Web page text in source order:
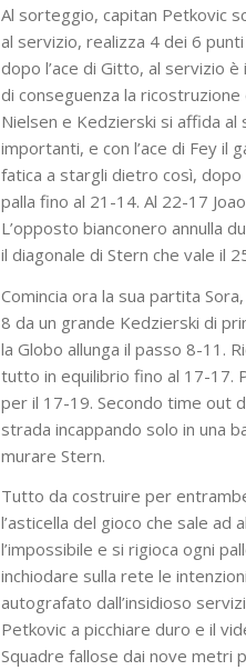
Al sorteggio, capitan Petkovic
al servizio, realizza 4 dei 6
dopo l’ace di Gitto, al servizio
di conseguenza la
Nielsen e Kedzierski si affida al
importanti, e con l’ace di Fey il
fatica a stargli dietro così,
palla fino al 21-14. Al 22-17
L’opposto bianconero annulla
il diagonale di Stern che vale il
Comincia ora la sua partita
8 da un grande Kedzierski di
la Globo allunga il passo 8-11.
tutto in equilibrio fino al 17-17.
per il 17-19. Secondo time out
strada incappando solo in una
murare Stern.
Tutto da costruire per
l’asticella del gioco che sale
l’impossibile e si rigioca ogni
inchiodare sulla rete le
autografato dall’insidioso
Petkovic a picchiare duro e il
Squadre fallose dai nove metri